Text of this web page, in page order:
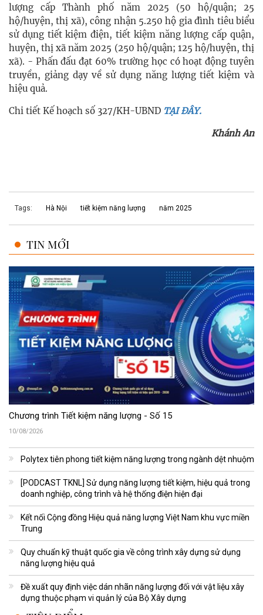
lượng cấp Thành phố năm 2025 (50 hộ/quận; 25
hộ/huyện, thị xã), công nhận 5.250 hộ gia đình tiêu biểu
sử dụng tiết kiệm điện, tiết kiệm năng lượng cấp quận,
huyện, thị xã năm 2025 (250 hộ/quận; 125 hộ/huyện, thị
xã). - Phấn đấu đạt 60% trường học có hoạt động tuyên
truyền, giảng dạy về sử dụng năng lượng tiết kiệm và
hiệu quả.
Chi tiết Kế hoạch số 327/KH-UBND TẠI ĐÂY.
Khánh An
Tags: Hà Nội tiết kiệm năng lượng năm 2025
TIN MỚI
Chương trình Tiết kiệm năng lượng - Số 15
10/08/2026
Polytex tiên phong tiết kiệm năng lượng trong ngành dệt nhuộm
[PODCAST TKNL] Sử dụng năng lượng tiết kiệm, hiệu quả trong
doanh nghiệp, công trình và hệ thống điện hiện đại
Kết nối Cộng đồng Hiệu quả năng lượng Việt Nam khu vực miền
Trung
Quy chuẩn kỹ thuật quốc gia về công trình xây dựng sử dụng
năng lượng hiệu quả
Đề xuất quy định việc dán nhãn năng lượng đối với vật liệu xây
dựng thuộc phạm vi quản lý của Bộ Xây dựng